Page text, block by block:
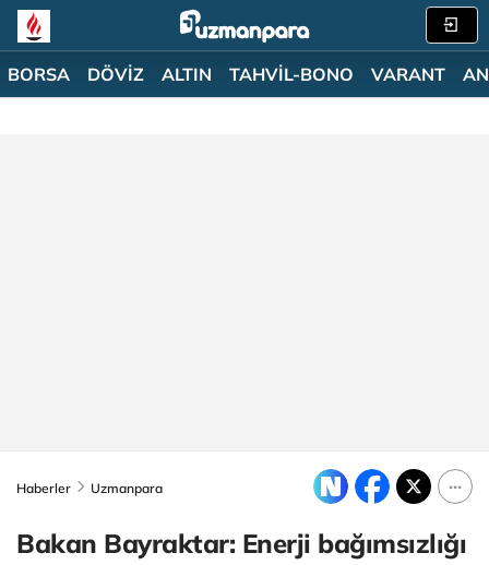
BORSA DÖVİZ ALTIN TAHVİL-BONO VARANT
Haberler Uzmanpara
Bakan Bayraktar: Enerji bağımsızlığı